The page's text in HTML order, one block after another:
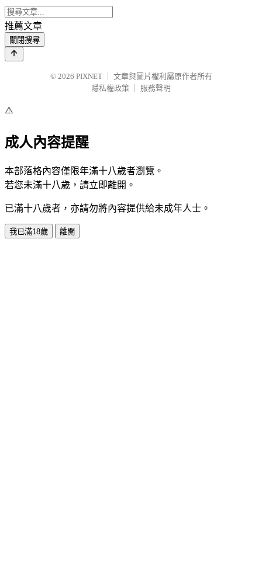
推薦文章
關閉搜尋
© 2026 PIXNET
文章與圖片權利屬原作者所有
隱私權政策
服務聲明
⚠️
成人內容提醒
本部落格內容僅限年滿十八歲者瀏覽。
若您未滿十八歲，請立即離開。
已滿十八歲者，亦請勿將內容提供給未成年人士。
我已滿18歲 離開